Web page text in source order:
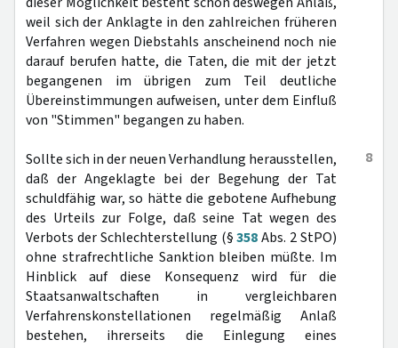
weil sich der Anklagte in den zahlreichen früheren
Verfahren wegen Diebstahls anscheinend noch nie
darauf berufen hatte, die Taten, die mit der jetzt
begangenen im übrigen zum Teil deutliche
Übereinstimmungen aufweisen, unter dem Einfluß
von "Stimmen" begangen zu haben.
8
Sollte sich in der neuen Verhandlung herausstellen,
daß der Angeklagte bei der Begehung der Tat
schuldfähig war, so hätte die gebotene Aufhebung
des Urteils zur Folge, daß seine Tat wegen des
Verbots der Schlechterstellung (§358Abs. 2 StPO)
ohne strafrechtliche Sanktion bleiben müßte. Im
Hinblick auf diese Konsequenz wird für die
Staatsanwaltschaften in vergleichbaren
Verfahrenskonstellationen regelmäßig Anlaß
bestehen, ihrerseits die Einlegung eines